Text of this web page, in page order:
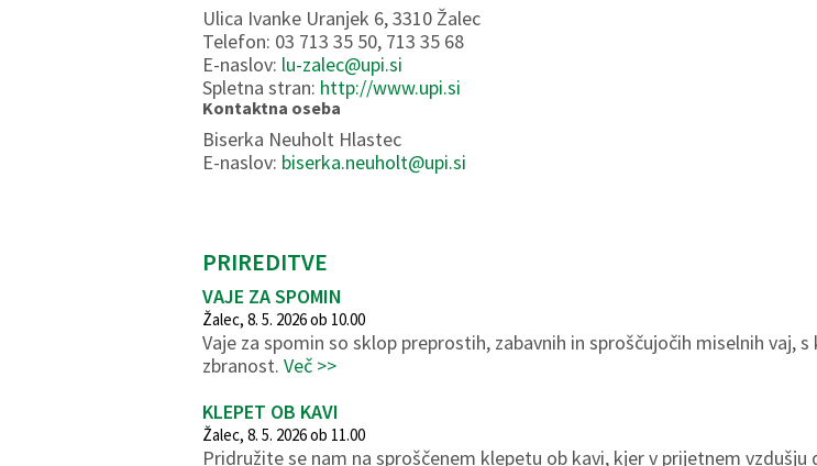
Ulica Ivanke Uranjek 6, 3310 Žalec
Telefon: 03 713 35 50, 713 35 68
E-naslov: lu-zalec@upi.si
Spletna stran: http://www.upi.si
Kontaktna oseba
Biserka Neuholt Hlastec
E-naslov: biserka.neuholt@upi.si
PRIREDITVE
VAJE ZA SPOMIN
Žalec, 8. 5. 2026 ob 10.00
Vaje za spomin so sklop preprostih, zabavnih in sproščujočih miselnih
zbranost.Več >>
KLEPET OB KAVI
Žalec, 8. 5. 2026 ob 11.00
Pridružite se nam na sproščenem klepetu ob kavi, kjer v prijetnem